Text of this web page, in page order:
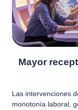
Mayor
Las intervenciones
monotonía laboral,